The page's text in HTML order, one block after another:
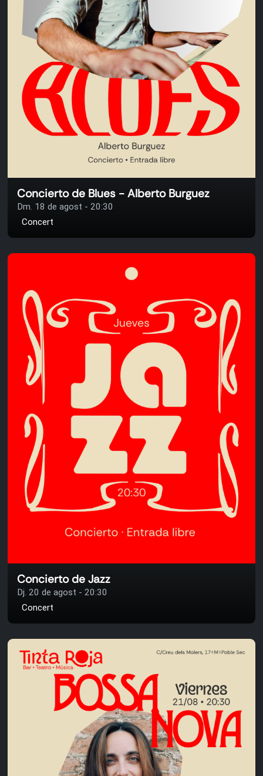
Concierto de Blues - Alberto Burguez
Dm. 18 de agost - 20:30
Concert
Concierto de Jazz
Dj. 20 de agost - 20:30
Concert